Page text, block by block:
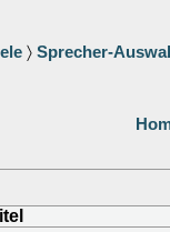
〉 Sprecher-